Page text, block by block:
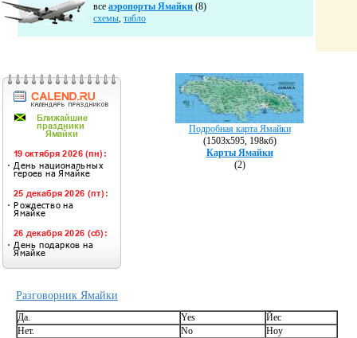
все аэропорты Ямайки (8)
схемы, табло
Подробная карта Ямайки
(1503х595, 198кб)
Карты Ямайки
(2)
Разговорник Ямайки
Да. Yes
Йес
Нет.
No
Ноу